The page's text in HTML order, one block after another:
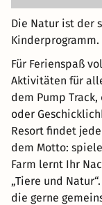
Die Natur ist der
Kinderprogramm.
Für Ferienspaß
Aktivitäten für
dem Pump
oder
Resort findet
dem Motto:
Farm lernt Ihr
„Tiere und
die gerne